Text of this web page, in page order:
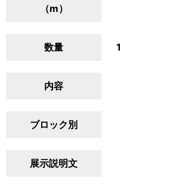
（m）
数量 1
内容
ブロック別
展示説明文